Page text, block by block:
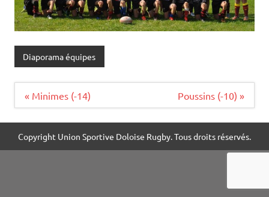
Diaporama équipes
Navigation
« Minimes (-14) Poussins (-10) »
Copyright Union Sportive Doloise Rugby. Tous droits réservés.